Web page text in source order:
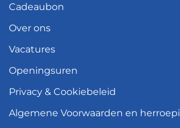
Cadeaubon
Over ons
Vacatures
Openingsuren
Privacy & Cookiebeleid
Algemene Voorwaarden en